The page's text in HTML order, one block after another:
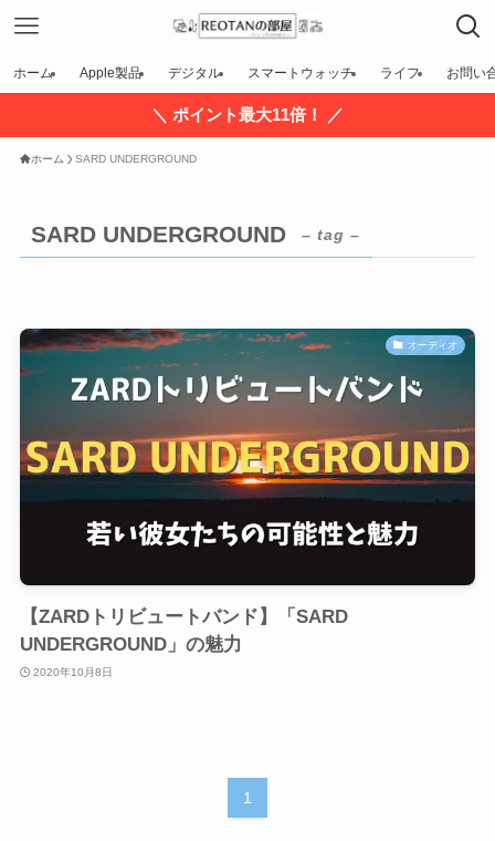
ホーム Apple製品 デジタル スマートウォッチ ライフ お問い
＼ ポイント最大11倍！ ／
ホーム SARD UNDERGROUND
SARD UNDERGROUND – tag –
オーディオ
【ZARDトリビュートバンド】「SARD
UNDERGROUND」の魅力
2020年10月8日
1